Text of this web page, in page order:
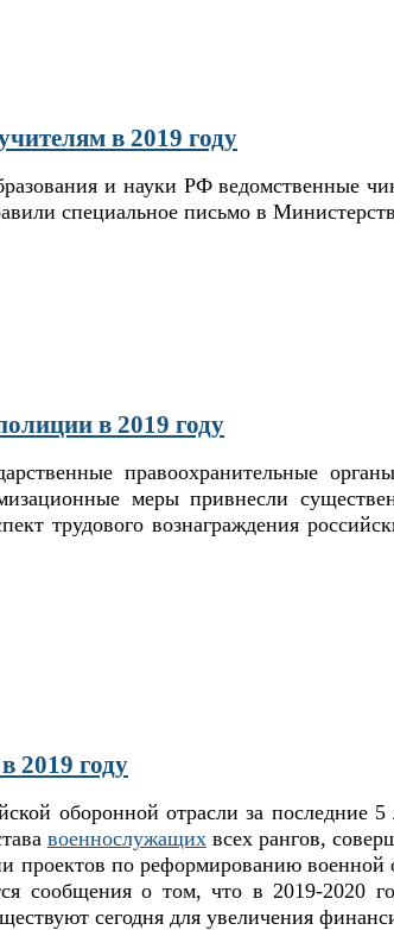
в 2019 году
и науки РФ ведомственные
специальное письмо в
в 2019 году
правоохранительные
меры привнесли
трудового вознаграждения
2019 году
оборонной отрасли за последние
военнослужащихвсех рангов,
проектов по реформированию
сообщения о том, что в 2019-2020
сегодня для увеличения